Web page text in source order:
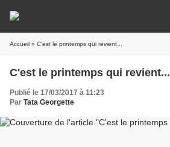
Accueil » C'est le printemps qui revient...
C'est le printemps qui revient...
Publié le 17/03/2017 à 11:23
Par Tata Georgette